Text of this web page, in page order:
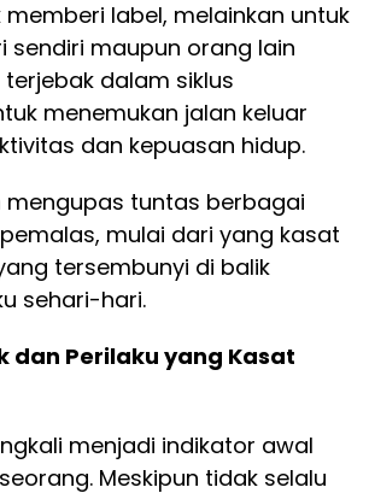
label, melainkan untuk
sendiri maupun orang lain
dalam siklus
menemukan jalan keluar
dan kepuasan hidup.
mengupas tuntas berbagai
mulai dari yang kasat
tersembunyi di balik
sehari-hari.
dan Perilaku yang Kasat
menjadi indikator awal
Meskipun tidak selalu